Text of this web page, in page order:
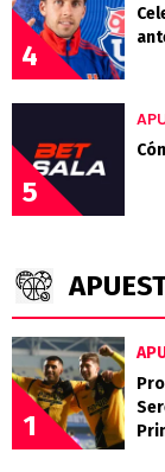
4
5
1